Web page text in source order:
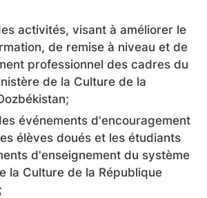
activités, visant à améliorer le
de remise à niveau et de
professionnel des cadres du
de la Culture de la
événements d'encouragement
élèves doués et les étudiants
d'enseignement du système
la Culture de la République